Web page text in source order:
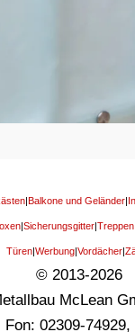
|Balkone und Geländer|
|Sicherungsgitter|Treppen|
Türen|Werbung|Vordächer|
© 2013-2026
McLean
02309-